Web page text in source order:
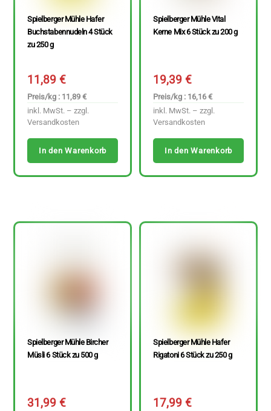
Spielberger Mühle Hafer
Buchstabennudeln 4 Stück
zu 250 g
11,89€
Preis/kg : 11,89 €
inkl. MwSt. – zzgl.
Versandkosten
In den Warenkorb
Spielberger Mühle Vital
Kerne Mix 6 Stück zu 200 g
19,39€
Preis/kg : 16,16 €
inkl. MwSt. – zzgl.
Versandkosten
In den Warenkorb
Spielberger Mühle Bircher
Müsli 6 Stück zu 500 g
31,99€
Spielberger Mühle Hafer
Rigatoni 6 Stück zu 250 g
17,99€